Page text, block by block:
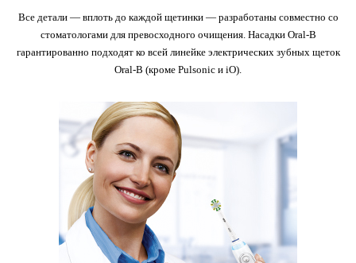
Все детали — вплоть до каждой щетинки — разработаны совместно со
стоматологами для превосходного очищения. Насадки Oral-B
гарантированно подходят ко всей линейке электрических зубных щеток
Oral-B (кроме Pulsonic и iO).